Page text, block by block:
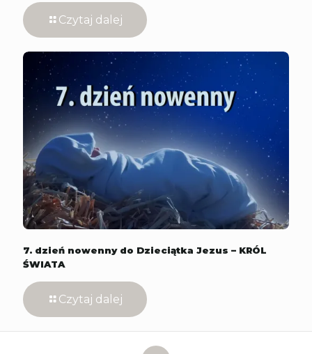
Czytaj dalej
7. dzień nowenny do Dzieciątka Jezus – KRÓL
ŚWIATA
Czytaj dalej